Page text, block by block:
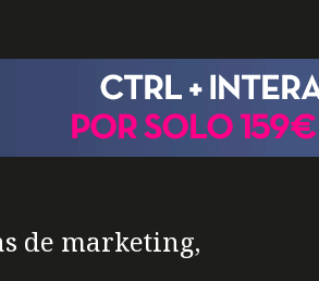
de marketing,